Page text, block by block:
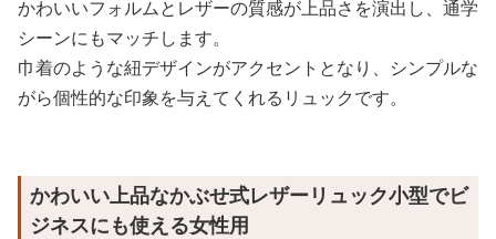
かわいいフォルムとレザーの質感が上品さを演出し、通学
シーンにもマッチします。
巾着のような紐デザインがアクセントとなり、シンプルな
がら個性的な印象を与えてくれるリュックです。
かわいい上品なかぶせ式レザーリュック小型でビ
ジネスにも使える女性用